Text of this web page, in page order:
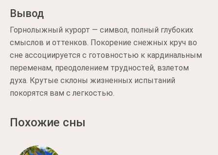
Вывод
Горнолыжный курорт — символ, полный глубоких
смыслов и оттенков. Покорение снежных круч во
сне ассоциируется с готовностью к кардинальным
переменам, преодолением трудностей, взлетом
духа. Крутые склоны жизненных испытаний
покорятся вам с легкостью.
Похожие сны